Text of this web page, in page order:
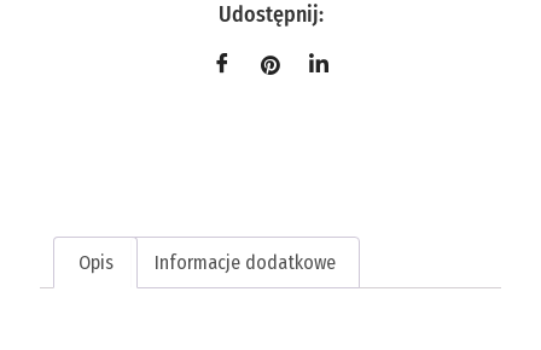
Udostępnij:
Opis Informacje dodatkowe